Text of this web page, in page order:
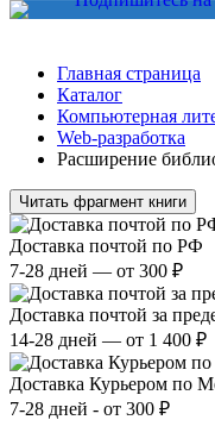
Главная страница
Каталог
Компьютерная
Web-разработка
Расширение
Читать фрагмент книги
Доставка почтой по РФ
7-28 дней — от 300 ₽
Доставка почтой за
14-28 дней — от 1 400 ₽
Доставка Курьером по
7-28 дней - от 300 ₽